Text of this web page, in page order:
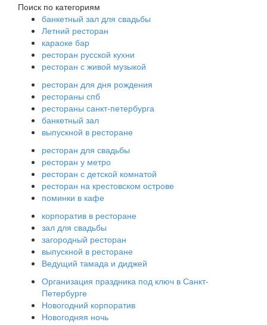
Поиск по категориям
банкетный зал для свадьбы
Летний ресторан
караоке бар
ресторан русской кухни
ресторан с живой музыкой
ресторан для дня рождения
рестораны спб
рестораны санкт-петербурга
банкетный зал
выпускной в ресторане
ресторан для свадьбы
ресторан у метро
ресторан с детской комнатой
ресторан на крестовском острове
поминки в кафе
корпоратив в ресторане
зал для свадьбы
загородный ресторан
выпускной в ресторане
Ведущий тамада и диджей
Организация праздника под ключ в Санкт-
Петербурге
Новогодний корпоратив
Новогодняя ночь